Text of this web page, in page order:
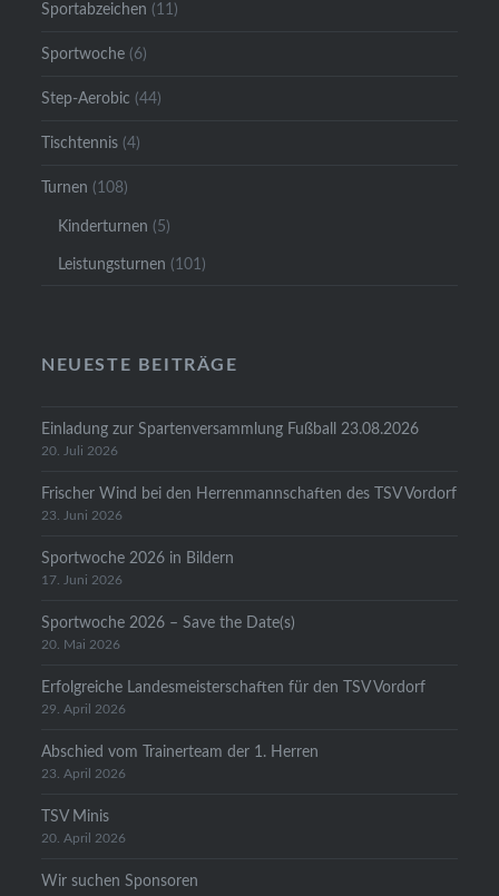
Sportabzeichen (11)
Sportwoche (6)
Step-Aerobic (44)
Tischtennis (4)
Turnen (108)
Kinderturnen (5)
Leistungsturnen (101)
NEUESTE BEITRÄGE
Einladung zur Spartenversammlung Fußball 23.08.2026
20. Juli 2026
Frischer Wind bei den Herrenmannschaften des TSV Vordorf
23. Juni 2026
Sportwoche 2026 in Bildern
17. Juni 2026
Sportwoche 2026 – Save the Date(s)
20. Mai 2026
Erfolgreiche Landesmeisterschaften für den TSV Vordorf
29. April 2026
Abschied vom Trainerteam der 1. Herren
23. April 2026
TSV Minis
20. April 2026
Wir suchen Sponsoren